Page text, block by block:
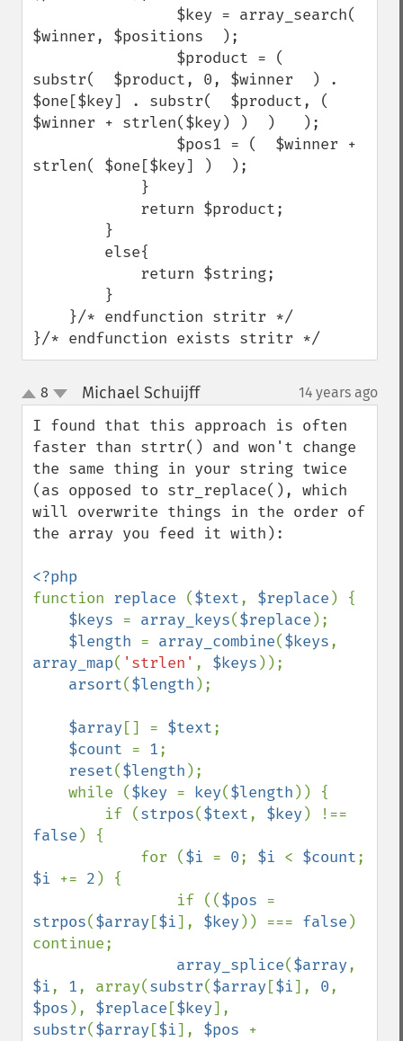
$winner, $positions  );
substr(  $product, 0, $winner  ) .
$one[$key] . substr(  $product, (
$winner + strlen($key) )  )   );
strlen( $one[$key] )  );
}/* endfunction exists stritr */
up
down
8 Michael Schuijff¶ 14 years ago
I found that this approach is often
faster than strtr() and won't change
the same thing in your string twice
(as opposed to str_replace(), which
will overwrite things in the order of
the array you feed it with):
function replace ($text, $replace ) {
$keys = array_keys($replace );
$length = array_combine($keys
array_map( 'strlen' , $keys ));
arsort($length );
$array [] = $text;
$count = 1;
reset($length );
    while (
$key = key($length )) {
        if (
strpos($text, $key
false ) {
            for (
$i = 0; $i < $count
$i += 2 ) {
                if ((
$pos
strpos($array [$i], $key )) === false )
continue;
array_splice($array
$i, 1, array(substr($array [$i], 0
$pos ), $replace [$key
substr($array [$i], $pos